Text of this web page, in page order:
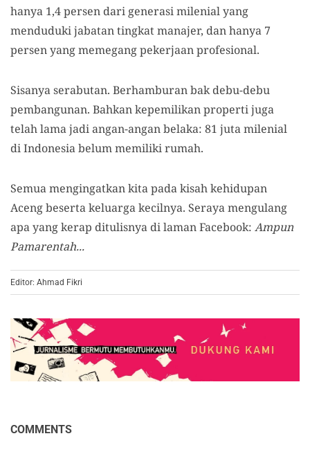
hanya 1,4 persen dari generasi milenial yang
menduduki jabatan tingkat manajer, dan hanya 7
persen yang memegang pekerjaan profesional.
Sisanya serabutan. Berhamburan bak debu-debu
pembangunan. Bahkan kepemilikan properti juga
telah lama jadi angan-angan belaka: 81 juta milenial
di Indonesia belum memiliki rumah.
Semua mengingatkan kita pada kisah kehidupan
Aceng beserta keluarga kecilnya. Seraya mengulang
apa yang kerap ditulisnya di laman Facebook: Ampun
Pamarentah...
Editor: Ahmad Fikri
COMMENTS